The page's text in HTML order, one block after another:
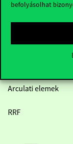
befolyásolhat
Arculati elemek
RRF